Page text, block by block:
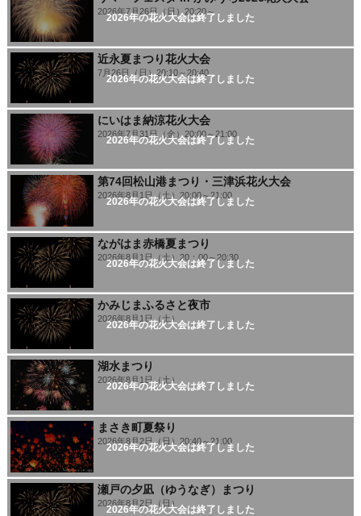
2026年の花火大会は終了しました
2026年7月26日（日）20:20～
2026年の花火大会は終了しました
近永夏まつり花火大会
7月26日（日）20:10～20:40
2026年の花火大会は終了しました
にいはま納涼花火大会
2026年7月31日（金）20:00～21:00
2026年の花火大会は終了しました
第74回松山港まつり・三津浜花火大会
2026年8月1日（土）20:00～21:00
2026年の花火大会は終了しました
ながはま赤橋夏まつり
2026年8月1日（土）20：00～20:30
2026年の花火大会は終了しました
かみじまふるさと夜市
2026年8月1日（土）
2026年の花火大会は終了しました
湖水まつり
2026年8月1日（土）
2026年の花火大会は終了しました
まさき町夏祭り
2026年8月2日（日）20:40～21:00
2026年の花火大会は終了しました
瀬戸の夕凪（ゆうなぎ）まつり
2026年8月2日（日）